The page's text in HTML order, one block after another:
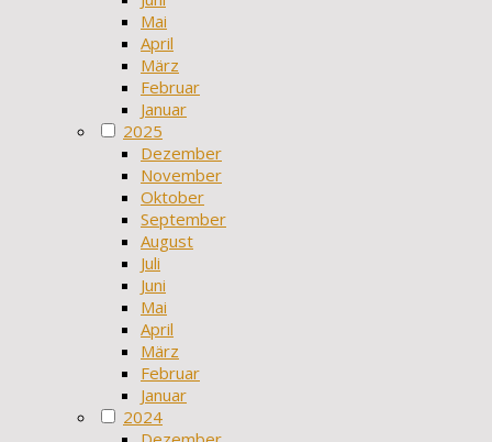
Mai
April
März
Februar
Januar
2025
Dezember
November
Oktober
September
August
Juli
Juni
Mai
April
März
Februar
Januar
2024